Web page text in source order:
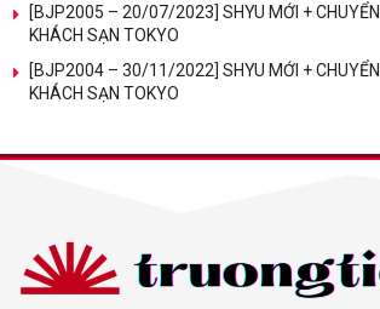
[BJP2005 – 20/07/2023] SHYU MỚI +
KHÁCH SẠN TOKYO
[BJP2004 – 30/11/2022] SHYU MỚI +
KHÁCH SẠN TOKYO